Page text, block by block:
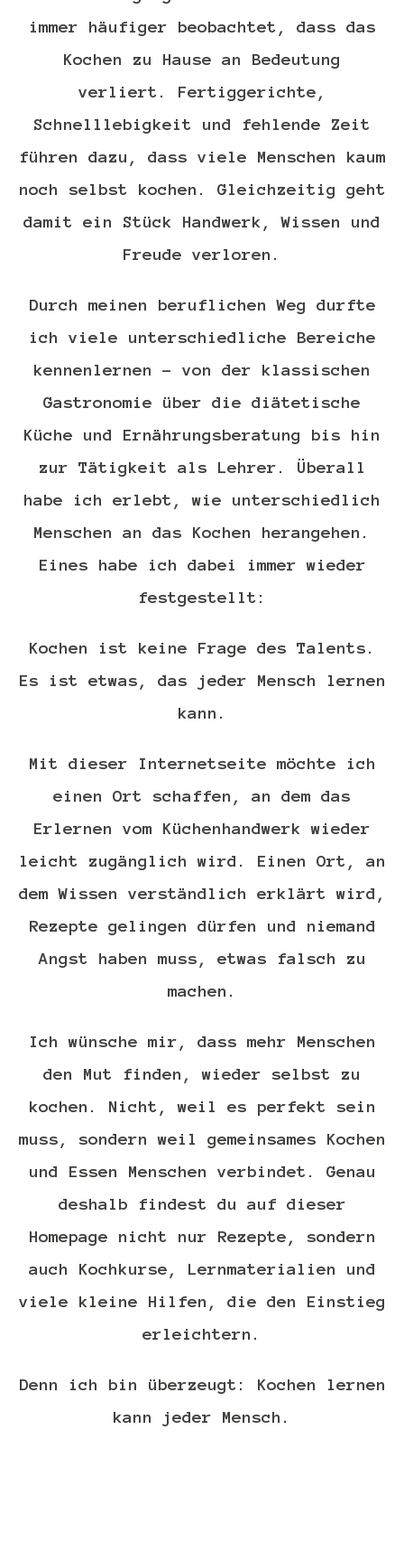
immer häufiger beobachtet, dass das
Kochen zu Hause an Bedeutung
verliert. Fertiggerichte,
Schnelllebigkeit und fehlende Zeit
führen dazu, dass viele Menschen kaum
noch selbst kochen. Gleichzeitig geht
damit ein Stück Handwerk, Wissen und
Freude verloren.
Durch meinen beruflichen Weg durfte
ich viele unterschiedliche Bereiche
kennenlernen – von der klassischen
Gastronomie über die diätetische
Küche und Ernährungsberatung bis hin
zur Tätigkeit als Lehrer. Überall
habe ich erlebt, wie unterschiedlich
Menschen an das Kochen herangehen.
Eines habe ich dabei immer wieder
festgestellt:
Kochen ist keine Frage des Talents.
Es ist etwas, das jeder Mensch lernen
kann.
Mit dieser Internetseite möchte ich
einen Ort schaffen, an dem das
Erlernen vom Küchenhandwerk wieder
leicht zugänglich wird. Einen Ort, an
dem Wissen verständlich erklärt wird,
Rezepte gelingen dürfen und niemand
Angst haben muss, etwas falsch zu
machen.
Ich wünsche mir, dass mehr Menschen
den Mut finden, wieder selbst zu
kochen. Nicht, weil es perfekt sein
muss, sondern weil gemeinsames Kochen
und Essen Menschen verbindet. Genau
deshalb findest du auf dieser
Homepage nicht nur Rezepte, sondern
auch Kochkurse, Lernmaterialien und
viele kleine Hilfen, die den Einstieg
erleichtern.
Denn ich bin überzeugt: Kochen lernen
kann jeder Mensch.